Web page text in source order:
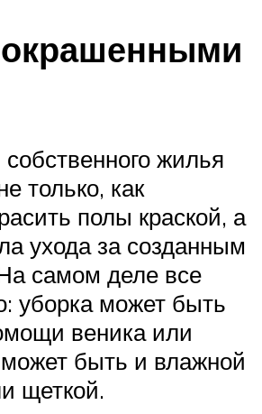
жилья
только, как
полы краской, а
ухода за созданным
самом деле все
уборка может быть
веника или
быть и влажной
щеткой.